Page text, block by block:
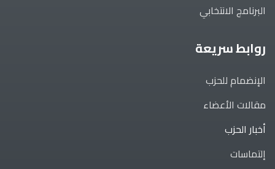
البرنامج الانتخابي
روابط سريعة
الإنضمام للحزب
مقالات الأعضاء
أخبار الحزب
إلتماسات